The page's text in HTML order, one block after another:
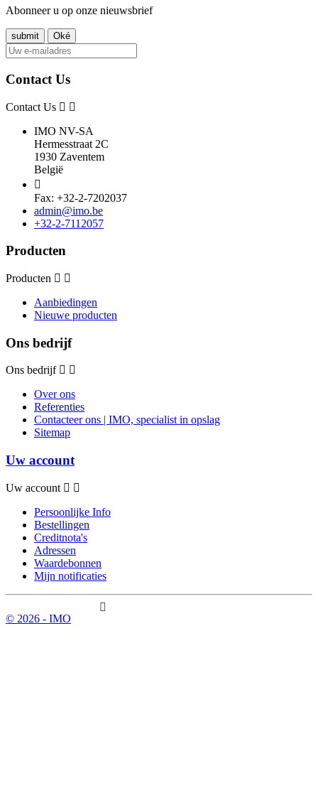
Abonneer u op onze nieuwsbrief
Contact Us
Contact Us
IMO NV-SA
Hermesstraat 2C
1930 Zaventem
België

Fax: +32-2-7202037
admin@imo.be
+32-2-7112057
Producten
Producten
Aanbiedingen
Nieuwe producten
Ons bedrijf
Ons bedrijf
Over ons
Referenties
Contacteer ons | IMO, specialist in opslag
Sitemap
Uw account
Uw account
Persoonlijke Info
Bestellingen
Creditnota's
Adressen
Waardebonnen
Mijn notificaties
© 2026 - IMO